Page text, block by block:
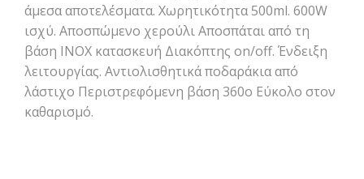
άμεσα αποτελέσματα. Χωρητικότητα 500ml. 600W
ισχύ. Αποσπώμενο χερούλι Αποσπάται από τη
βάση ΙΝΟΧ κατασκευή Διακόπτης on/off. Ένδειξη
λειτουργίας. Αντιολισθητικά ποδαράκια από
λάστιχο Περιστρεφόμενη βάση 360ο Εύκολο στον
καθαρισμό.